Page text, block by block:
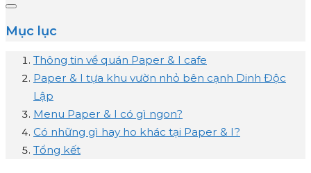
Mục lục
Thông tin về quán Paper & I cafe
Paper & I tựa khu vườn nhỏ bên cạnh Dinh Độc
Lập
Menu Paper & I có gì ngon?
Có những gì hay ho khác tại Paper & I?
Tổng kết